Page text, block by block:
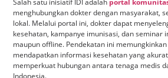
menghubungkan dokter dengan masyarakat,
lokal. Melalui portal ini, dokter dapat
kesehatan, kampanye imunisasi, dan seminar
maupun offline. Pendekatan ini
mendapatkan informasi kesehatan yang
memperkuat hubungan antara tenaga medis
Indonesia.